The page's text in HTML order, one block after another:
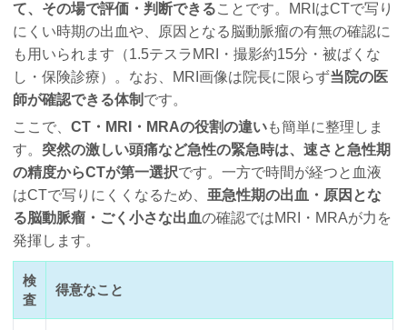
て、その場で評価・判断できることです。MRIはCTで写り
にくい時期の出血や、原因となる脳動脈瘤の有無の確認に
も用いられます（1.5テスラMRI・撮影約15分・被ばくな
し・保険診療）。なお、MRI画像は院長に限らず当院の医
師が確認できる体制 です。
ここで、CT・MRI・MRAの役割の違いも簡単に整理しま
す。 突然の激しい頭痛など急性の緊急時は、速さと急性期
の精度からCTが第一選択です。一方で時間が経つと血液
はCTで写りにくくなるため、亜急性期の出血・原因とな
る脳動脈瘤・ごく小さな出血の確認ではMRI・MRAが力を
発揮します。
検
査
得意なこと